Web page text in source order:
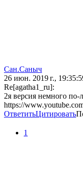
Сан.Саныч
26 июн. 2019 г.,
Re[agatha1_ru]:
2я версия немного по-
https://
ОтветитьЦитировать
1